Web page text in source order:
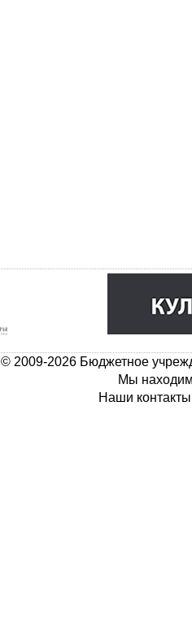
© 2009-2026 Бюджетное
Мы
Наши